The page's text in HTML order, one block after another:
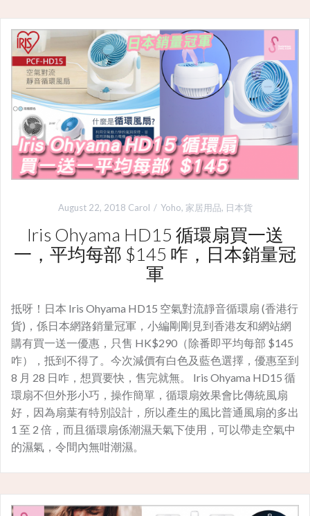
August 22, 2018 Carol Yoho, 家居用品, 日本貨
Iris Ohyama HD15 循環扇買一送
一，平均每部 $145 咋，日本銷量冠
軍
抵呀！日本 Iris Ohyama HD15 空氣對流靜音循環扇 (香港行
貨)，係日本網路銷量冠軍，小編剛剛見到香港友和網站網
購有買一送一優惠，只售 HK$290（除番即平均每部 $145
咋），抵到不得了。今次減價有白色及藍色選擇，優惠至到
8 月 28 日咋，想買要快，售完就無。 Iris Ohyama HD15 循
環扇不但外形小巧，操作簡單，循環扇效果會比傳統風扇
好，因為扇葉有特別設計，所以產生的風比普通風扇的多出
1 至 2 倍，而且循環扇係潮濕天氣下使用，可以帶走空氣中
的濕氣，令間內無咁潮濕。